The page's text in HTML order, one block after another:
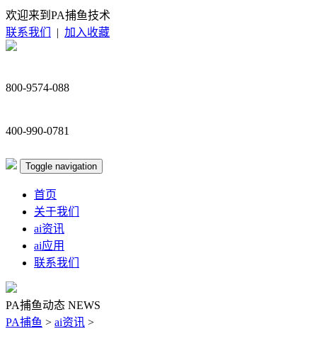
欢迎来到PA捕鱼技术
联系我们
| 加入收藏
800-9574-088
400-990-0781
Toggle navigation
首页
关于我们
ai资讯
ai应用
联系我们
PA捕鱼动态 NEWS
PA捕鱼 > ai资讯 >